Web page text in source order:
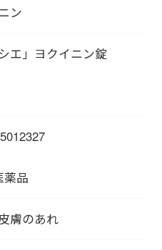
くから食用としても宮
使われてきました。 肌
代謝の低下による荒れに
粧ノリが悪くなった方
促すことから、不要な
です。
ン
シエ」ヨクイニン錠
薬品
膚のあれ